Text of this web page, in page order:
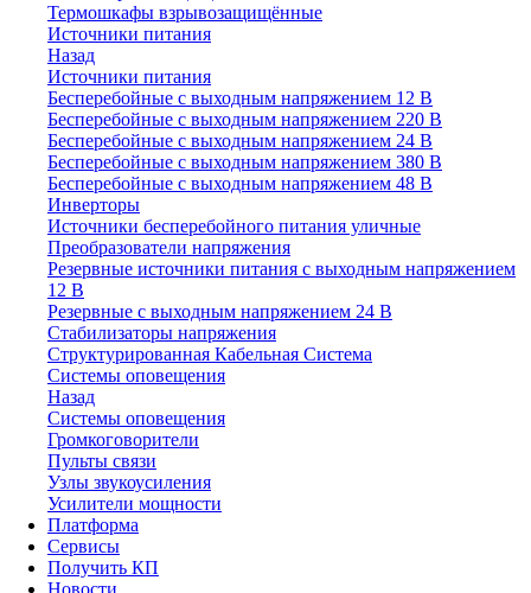
Термошкафы взрывозащищённые
Источники питания
Назад
Источники питания
Бесперебойные с выходным напряжением 12 В
Бесперебойные с выходным напряжением 220 В
Бесперебойные с выходным напряжением 24 В
Бесперебойные с выходным напряжением 380 В
Бесперебойные с выходным напряжением 48 В
Инверторы
Источники бесперебойного питания уличные
Преобразователи напряжения
Резервные источники питания с выходным напряжением
12 В
Резервные с выходным напряжением 24 В
Стабилизаторы напряжения
Структурированная Кабельная Система
Системы оповещения
Назад
Системы оповещения
Громкоговорители
Пульты связи
Узлы звукоусиления
Усилители мощности
Платформа
Сервисы
Получить КП
Новости